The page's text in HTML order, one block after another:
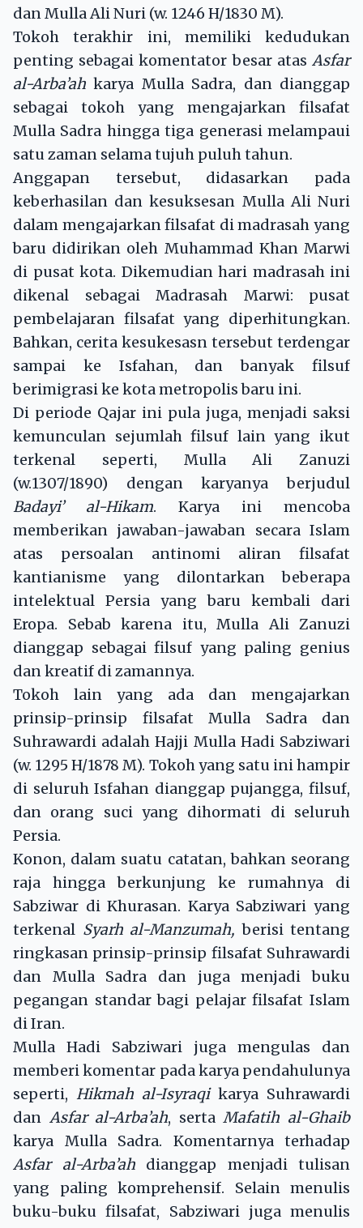
dan Mulla Ali Nuri (w. 1246 H/1830 M).
Tokoh terakhir ini, memiliki kedudukan
penting sebagai komentator besar atas Asfar
al-Arba’ah karya Mulla Sadra, dan dianggap
sebagai tokoh yang mengajarkan filsafat
Mulla Sadra hingga tiga generasi melampaui
satu zaman selama tujuh puluh tahun.
Anggapan tersebut, didasarkan pada
keberhasilan dan kesuksesan Mulla Ali Nuri
dalam mengajarkan filsafat di madrasah yang
baru didirikan oleh Muhammad Khan Marwi
di pusat kota. Dikemudian hari madrasah ini
dikenal sebagai Madrasah Marwi: pusat
pembelajaran filsafat yang diperhitungkan.
Bahkan, cerita kesukesasn tersebut terdengar
sampai ke Isfahan, dan banyak filsuf
berimigrasi ke kota metropolis baru ini.
Di periode Qajar ini pula juga, menjadi saksi
kemunculan sejumlah filsuf lain yang ikut
terkenal seperti, Mulla Ali Zanuzi
(w.1307/1890) dengan karyanya berjudul
Badayi’ al-Hikam. Karya ini mencoba
memberikan jawaban-jawaban secara Islam
atas persoalan antinomi aliran filsafat
kantianisme yang dilontarkan beberapa
intelektual Persia yang baru kembali dari
Eropa. Sebab karena itu, Mulla Ali Zanuzi
dianggap sebagai filsuf yang paling genius
dan kreatif di zamannya.
Tokoh lain yang ada dan mengajarkan
prinsip-prinsip filsafat Mulla Sadra dan
Suhrawardi adalah Hajji Mulla Hadi Sabziwari
(w. 1295 H/1878 M). Tokoh yang satu ini hampir
di seluruh Isfahan dianggap pujangga, filsuf,
dan orang suci yang dihormati di seluruh
Persia.
Konon, dalam suatu catatan, bahkan seorang
raja hingga berkunjung ke rumahnya di
Sabziwar di Khurasan. Karya Sabziwari yang
terkenal Syarh al-Manzumah, berisi tentang
ringkasan prinsip-prinsip filsafat Suhrawardi
dan Mulla Sadra dan juga menjadi buku
pegangan standar bagi pelajar filsafat Islam
di Iran.
Mulla Hadi Sabziwari juga mengulas dan
memberi komentar pada karya pendahulunya
seperti, Hikmah al-Isyraqikarya Suhrawardi
dan Asfar al-Arba’ah, sertaMafatih al-Ghaib
karya Mulla Sadra. Komentarnya terhadap
Asfar al-Arba’ahdianggap menjadi tulisan
yang paling komprehensif. Selain menulis
buku-buku filsafat, Sabziwari juga menulis